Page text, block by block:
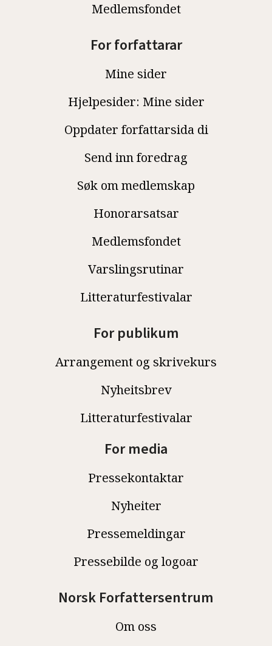
Medlemsfondet
For forfattarar
Mine sider
Hjelpesider: Mine sider
Oppdater forfattarsida di
Send inn foredrag
Søk om medlemskap
Honorarsatsar
Medlemsfondet
Varslingsrutinar
Litteraturfestivalar
For publikum
Arrangement og skrivekurs
Nyheitsbrev
Litteraturfestivalar
For media
Pressekontaktar
Nyheiter
Pressemeldingar
Pressebilde og logoar
Norsk Forfattersentrum
Om oss